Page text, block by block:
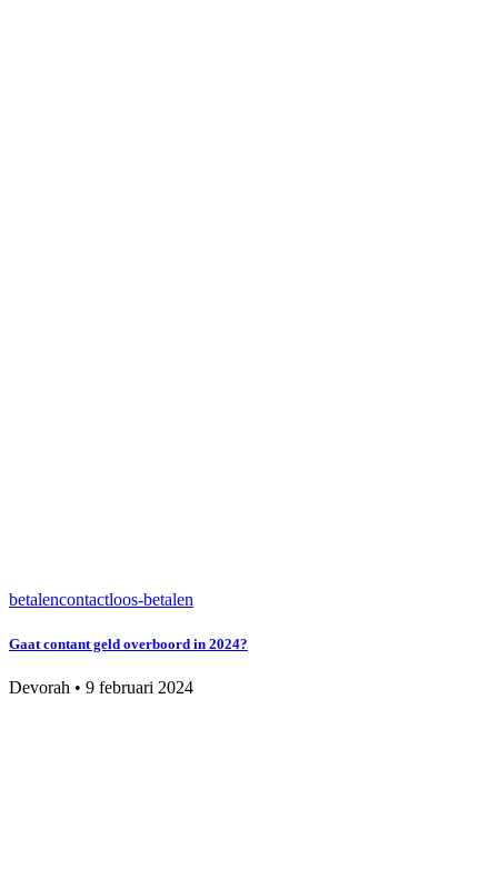
betalencontactloos-betalen
Gaat contant geld overboord in 2024?
Devorah • 9 februari 2024